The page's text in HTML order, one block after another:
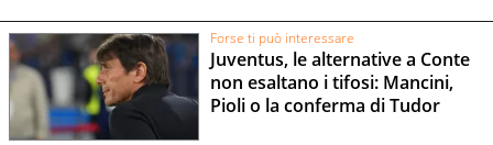
Forse ti può interessare
Juventus, le alternative a Conte
non esaltano i tifosi: Mancini,
Pioli o la conferma di Tudor